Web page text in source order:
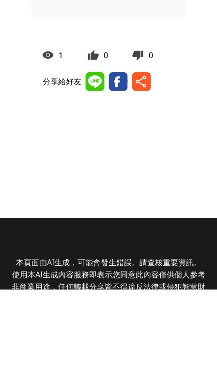
1 0 0
分享給好友
本頁面由AI生成，可能會發生錯誤。請查核重要資訊。
使用本AI生成內容服務即表示您同意此內容僅供個人參考
非商業用途，任何轉載分享皆不得違反法律或侵犯智慧財